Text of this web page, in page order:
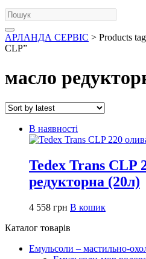
АРЛАНДА СЕРВІС > Products
CLP”
масло
В наявності
Tedex Trans CLP
редукторна (20л)
4 558 грн В кошик
Каталог товарів
Емульсоли – мастильно-